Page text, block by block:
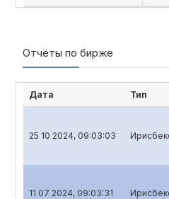
Отчёты по бирже
Дата Тип
25 10 2024, 09:03:03
11 07 2024, 09:03:31